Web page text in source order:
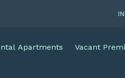
Apartments Vacant